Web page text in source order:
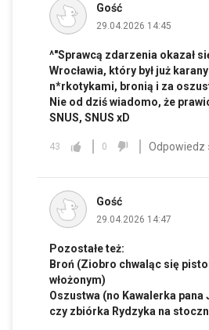
Gość
29.04.2026 14:45
^"Sprawcą zdarzenia okazał
Wrocławia, który był już karany
n*rkotykami, bronią i za
Nie od dziś wiadomo, że
SNUS, SNUS xD
43 0 Odpowiedz
Gość
29.04.2026 14:47
Pozostałe też:
Broń (Ziobro chwaląc się
włożonym)
Oszustwa (no Kawalerka pana
czy zbiórka Rydzyka na